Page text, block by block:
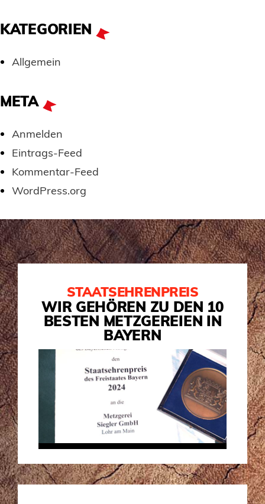
KATEGORIEN
Allgemein
META
Anmelden
Eintrags-Feed
Kommentar-Feed
WordPress.org
STAATSEHRENPREIS
WIR GEHÖREN ZU DEN 10
BESTEN METZGEREIEN IN
BAYERN